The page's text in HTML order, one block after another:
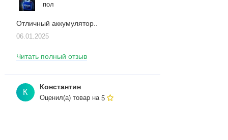
пол
Отличный аккумулятор..
06.01.2025
Читать полный отзыв
К
Константин
Оценил(а) товар на5